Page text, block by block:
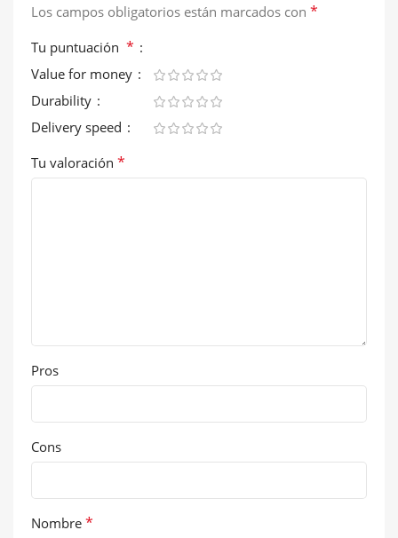
Los campos obligatorios están marcados con *
Tu puntuación *
Value for money
Durability
Delivery speed
Tu valoración *
Pros
Cons
Nombre *